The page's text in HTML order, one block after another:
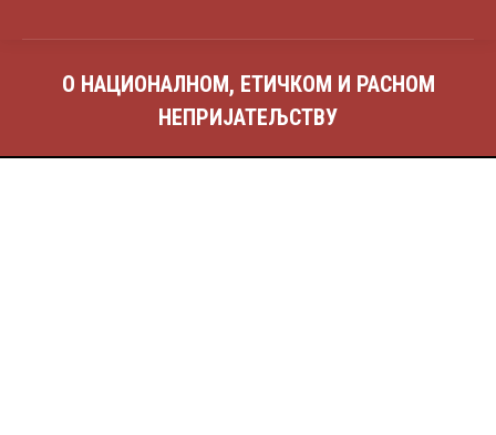
О НАЦИОНАЛНОМ, ЕТИЧКОМ И РАСНОМ
НЕПРИЈАТЕЉСТВУ